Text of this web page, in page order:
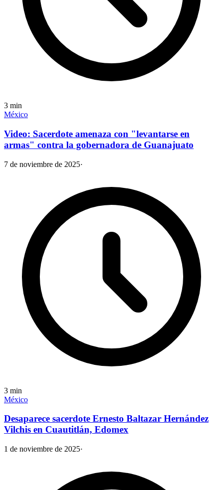
3 min
México
Video: Sacerdote amenaza con "levantarse en
armas" contra la gobernadora de Guanajuato
7 de noviembre de 2025·
3 min
México
Desaparece sacerdote Ernesto Baltazar Hernández
Vilchis en Cuautitlán, Edomex
1 de noviembre de 2025·